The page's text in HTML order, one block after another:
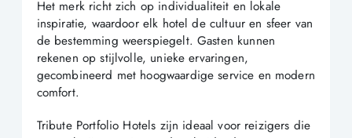
Het merk richt zich op individualiteit en lokale
inspiratie, waardoor elk hotel de cultuur en sfeer van
de bestemming weerspiegelt. Gasten kunnen
rekenen op stijlvolle, unieke ervaringen,
gecombineerd met hoogwaardige service en modern
comfort.
Tribute Portfolio Hotels zijn ideaal voor reizigers die